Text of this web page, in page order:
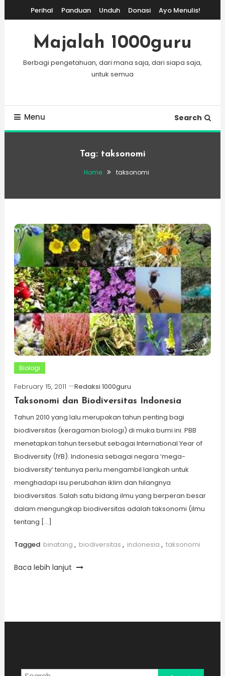
To
Content
Perihal Panduan Unduh Donasi Ayo Menulis!
Majalah 1000guru
Berbagi pengetahuan, dari mana saja, dari siapa saja,
untuk semua
Menu Search
Tag: taksonomi
Home taksonomi
Biologi
February 15, 2011
Redaksi 1000guru
Taksonomi dan Biodiversitas Indonesia
Tahun 2010 yang lalu merupakan tahun penting bagi
biodiversitas (keragaman biologi) di muka bumi ini. PBB
menetapkan tahun tersebut sebagai International Year of
Biodiversity (IYB). Indonesia sebagai negara ‘mega-
biodiversity’ tentunya perlu mengambil langkah untuk
menghadapi isu perubahan iklim dan hilangnya
biodiversitas. Salah satu bidang ilmu yang berperan besar
dalam mengungkap biodiversitas adalah taksonomi (ilmu
tentang […]
Tagged binatang , biodiversitas , indonesia , taksonomi
Baca lebih lanjut